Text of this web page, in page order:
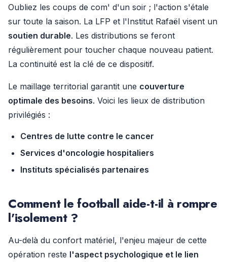
Oubliez les coups de com' d'un soir ; l'action s'étale
sur toute la saison. La LFP et l'Institut Rafaël visent un
soutien durable. Les distributions se feront
régulièrement pour toucher chaque nouveau patient.
La continuité est la clé de ce dispositif.
Le maillage territorial garantit une couverture
optimale des besoins. Voici les lieux de distribution
privilégiés :
Centres de lutte contre le cancer
Services d'oncologie hospitaliers
Instituts spécialisés partenaires
Comment le football aide-t-il à rompre
l'isolement ?
Au-delà du confort matériel, l'enjeu majeur de cette
opération reste l'aspect psychologique et le lien